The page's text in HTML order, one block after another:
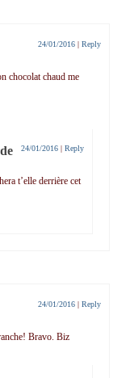
24/01/2016 | Reply
chocolat chaud me
24/01/2016 | Reply
t’elle derrière cet
24/01/2016 | Reply
Bravo. Biz